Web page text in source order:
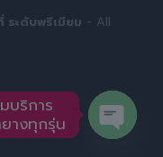
ระดับพรีเมียม - All
บริการ
ยางทุกรุ่น
Open